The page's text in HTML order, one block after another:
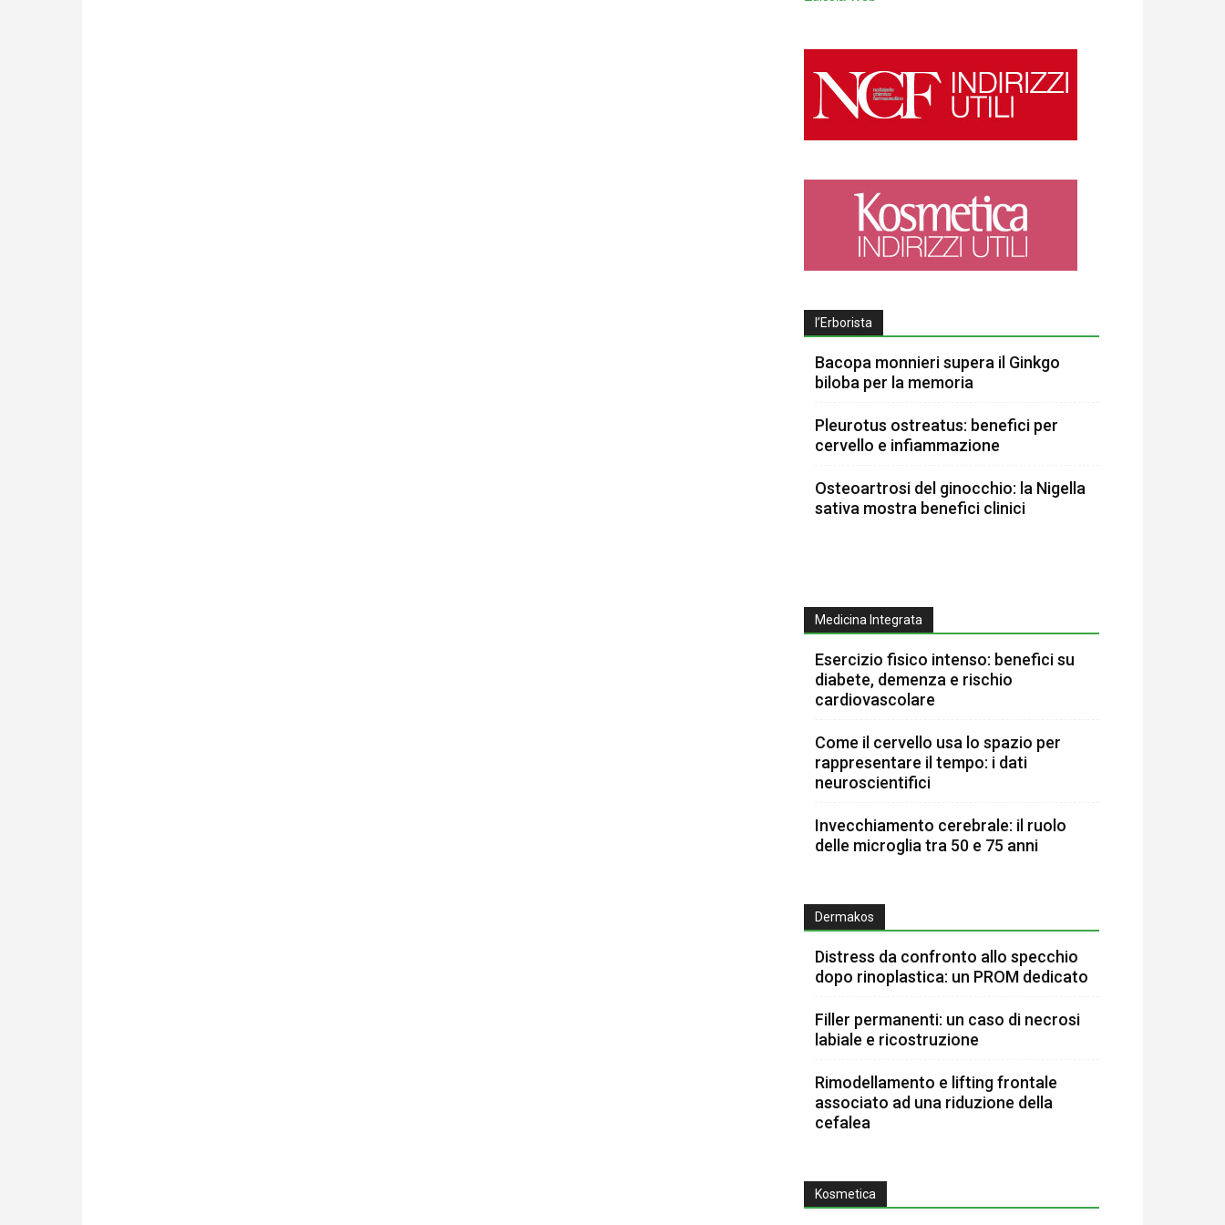
l’Erborista
Bacopa monnieri supera il Ginkgo
biloba per la memoria
Pleurotus ostreatus: benefici per
cervello e infiammazione
Osteoartrosi del ginocchio: la Nigella
sativa mostra benefici clinici
Medicina Integrata
Esercizio fisico intenso: benefici su
diabete, demenza e rischio
cardiovascolare
Come il cervello usa lo spazio per
rappresentare il tempo: i dati
neuroscientifici
Invecchiamento cerebrale: il ruolo
delle microglia tra 50 e 75 anni
Dermakos
Distress da confronto allo specchio
dopo rinoplastica: un PROM dedicato
Filler permanenti: un caso di necrosi
labiale e ricostruzione
Rimodellamento e lifting frontale
associato ad una riduzione della
cefalea
Kosmetica